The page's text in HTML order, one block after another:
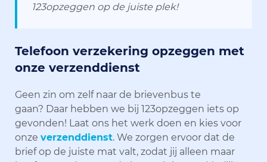
123opzeggen op de juiste plek!
Telefoon verzekering opzeggen met
onze verzenddienst
Geen zin om zelf naar de brievenbus te
gaan? Daar hebben we bij 123opzeggen iets op
gevonden! Laat ons het werk doen en kies voor
onze verzenddienst. We zorgen ervoor dat de
brief op de juiste mat valt, zodat jij alleen maar